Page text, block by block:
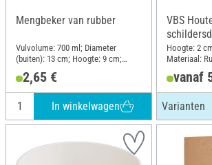
Mengbeker van rubber
Vulvolume: 700 ml; Diameter
(buiten): 13 cm; Hoogte: 9 cm;
2,65 €
In winkelwagen
VBS
Hoogte: 2
Materiaal:
vanaf